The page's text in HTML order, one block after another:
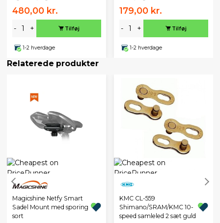
480,00 kr.
- + Tilføj
1-2 hverdage
179,00 kr.
- + Tilføj
1-2 hverdage
Relaterede produkter
Magicshine Netfy Smart
Sadel Mount med sporing
sort
KMC CL-559
Shimano/SRAM/KMC 10-
speed samleled 2 sæt guld